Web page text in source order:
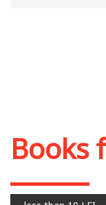
Books